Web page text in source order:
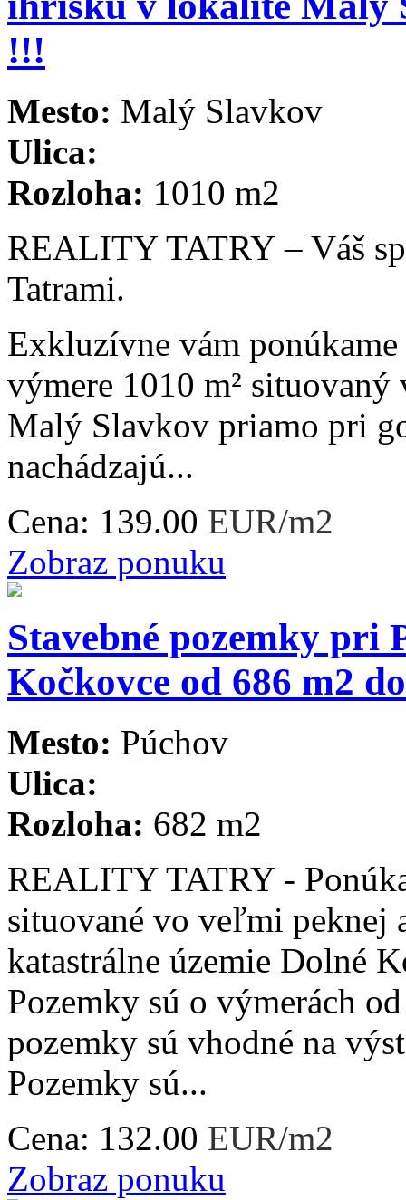
!!!
Mesto: Malý Slavkov
Ulica:
Rozloha: 1010 m2
REALITY TATRY – Váš
Tatrami.
Exkluzívne vám
výmere 1010 m²
Malý Slavkov priamo pri
nachádzajú...
Cena: 139.00 EUR/m2
Zobraz ponuku
Stavebné pozemky pri
Kočkovce od 686 m2
Mesto: Púchov
Ulica:
Rozloha: 682 m2
REALITY TATRY -
situované vo veľmi peknej
katastrálne územie Dolné
Pozemky sú o výmerách
pozemky sú vhodné na
Pozemky sú...
Cena: 132.00 EUR/m2
Zobraz ponuku